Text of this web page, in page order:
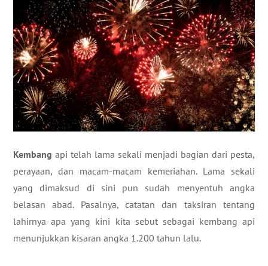
Kembang api telah lama sekali menjadi bagian dari pesta,
perayaan, dan macam-macam kemeriahan. Lama sekali
yang dimaksud di sini pun sudah menyentuh angka
belasan abad. Pasalnya, catatan dan taksiran tentang
lahirnya apa yang kini kita sebut sebagai kembang api
menunjukkan kisaran angka 1.200 tahun lalu.